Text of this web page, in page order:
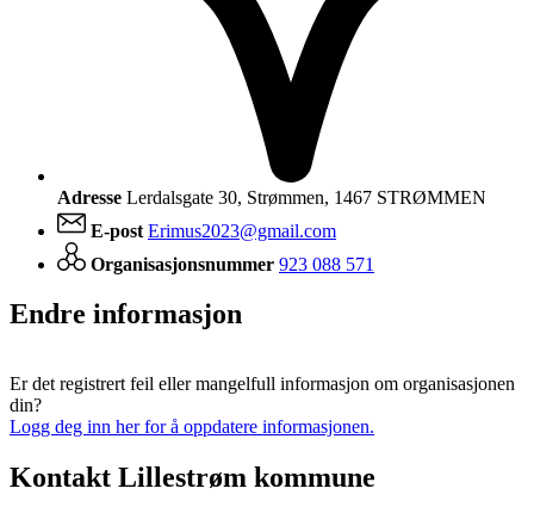
Adresse Lerdalsgate 30, Strømmen, 1467 STRØMMEN
E-post Erimus2023@gmail.com
Organisasjonsnummer 923 088 571
Endre informasjon
Er det registrert feil eller mangelfull informasjon om organisasjonen
din?
Logg deg inn her for å oppdatere informasjonen.
Kontakt Lillestrøm kommune